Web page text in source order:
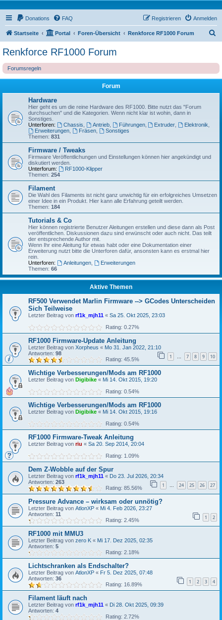
Donations FAQ Anmelden
Registrieren
Startseite Portal Foren-Übersicht Renkforce RF1000 Forum
e
Renkforce RF1000 Forum
Forumsregeln
Forum
Hardware
Hier geht es um die reine Hardware des RF1000. Bitte nutzt das "Forum
durchsuchen" und die Kategorien. Wenn nicht klar ist wohin, dann in
Sonstiges.
Unterforen:
Chassis Antrieb, Führungen, Extruder Elektronik
Erweiterungen, Fräsen,
Sonstiges
Themen: 831
Firmware / Tweaks
Firmware Veröffentlichungen und Einstellungen können hier angekündigt und
diskutiert werden.
Unterforum:
RF1000-Klipper
Themen: 254
Filament
Die Wahl des Filaments ist nicht ganz unwichtig für ein erfolgreiches Umsetzen
einer Idee in ein Produkt. Hier kann alle Erfahrung geteilt werden.
Themen: 184
Tutorials & Co
Hier können registrierte Benutzer Aleitungen erstellen und diese dann als Post
veröffentlichen. Diskussionen dazu sind erwünscht oder auch nicht. Das teilt
der entsprechende Author mit.
Wenn Ihr eine Aleitung für etwas habt oder eine Dokumentation einer
Erweiterung nutzt bitte die Unterforen dafür, ansonsten kann es erstmal hier
rein.
Unterforen:
Anleitungen,
Erweiterungen
Themen: 66
Aktive Themen
RF500 Verwendet Marlin Firmware --> GCodes Unterscheiden
Sich Teilweise
Letzter Beitrag von rf1k_mjh11 « Sa 25. Okt 2025, 23:03
Rating: 0.27%
RF1000 Firmware-Update Anleitung
Letzter Beitrag von Xorpheus « Mo 31. Jan 2022, 21:10
Antworten: 98 1 … 7 8 9 10
Rating: 45.5%
Wichtige Verbesserungen/Mods am RF1000
Letzter Beitrag von Digibike « Mi 14. Okt 2015, 19:20
Rating: 0.54%
Wichtige Verbesserungen/Mods am RF1000
Letzter Beitrag von Digibike « Mi 14. Okt 2015, 19:16
Rating: 0.54%
RF1000 Firmware-Tweak Anleitung
Letzter Beitrag von riu « Sa 20. Sep 2014, 20:04
Rating: 1.09%
Dem Z-Wobble auf der Spur
Letzter Beitrag von rf1k_mjh11 « Do 23. Jul 2026, 20:34
Antworten: 263 1 … 24 25 26 27
Rating: 85.56%
Pressure Advance – wirksam oder unnötig?
Letzter Beitrag von AtlonXP « Mi 4. Feb 2026, 23:27
Antworten: 11 1 2
Rating: 2.45%
RF1000 mit MMU3
Letzter Beitrag von zero K « Mi 17. Dez 2025, 02:35
Antworten: 5
Rating: 2.18%
Lichtschranken als Endschalter?
Letzter Beitrag von AtlonXP « Fr 5. Dez 2025, 07:48
Antworten: 36 1 2 3 4
Rating: 16.89%
Filament läuft nach
Letzter Beitrag von rf1k_mjh11 « Di 28. Okt 2025, 09:39
Antworten: 4
Rating: 2.72%